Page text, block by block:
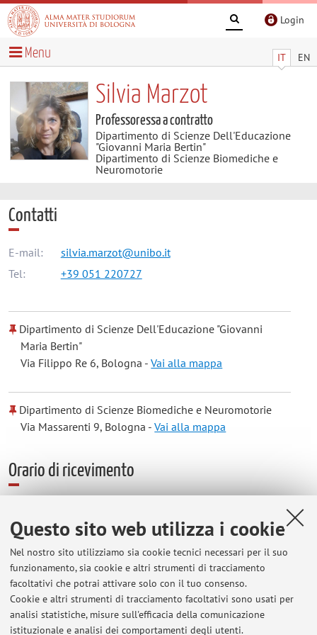
Questo sito web utilizza i cookie
Nel nostro sito utilizziamo sia cookie tecnici necessari per il suo
funzionamento, sia cookie e altri strumenti di tracciamento
facoltativi che potrai attivare solo con il tuo consenso.
Cookie e altri strumenti di tracciamento facoltativi sono usati per
analisi statistiche, misure sull'efficacia della comunicazione
istituzionale e analisi dei comportamenti degli utenti.
Login
IT EN
Menu
Silvia Marzot
Professoressa a contratto
Dipartimento di Scienze Dell'Educazione
"Giovanni Maria Bertin"
Dipartimento di Scienze Biomediche e
Neuromotorie
Contatti
E-mail:
silvia.marzot@unibo.it
Tel:
+39 051 220727
Dipartimento di Scienze Dell'Educazione "Giovanni
Maria Bertin"
Via Filippo Re 6, Bologna -Vai alla mappa
Dipartimento di Scienze Biomediche e Neuromotorie
Via Massarenti 9, Bologna -Vai alla mappa
Orario di ricevimento
singola lezione
Ultimi avvisi
DIFFERIMENTO ESAME ORALE DAL 7 LUGLIO AL 10 LUGLIO ORE 9
Pubblicato il: 23 giugno 2026